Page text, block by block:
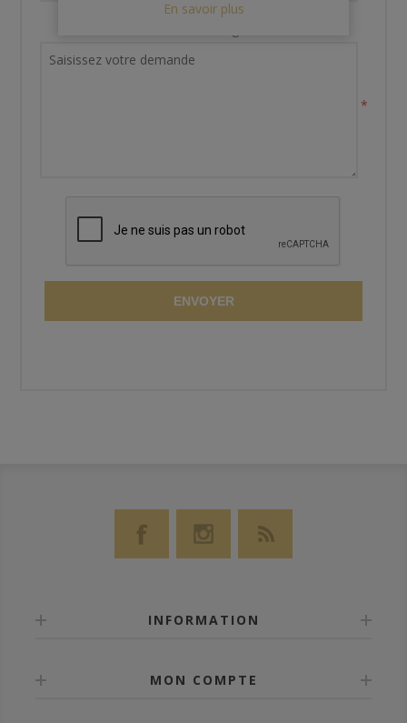
*
ENVOYER
INFORMATION
MON COMPTE
En savoir plus